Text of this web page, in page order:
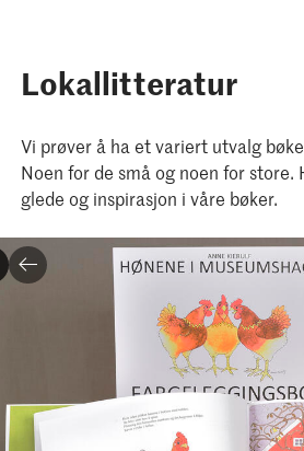
Lokallitteratur
Vi prøver å ha et variert utvalg
Noen for de små og noen for store.
glede og inspirasjon i våre bøker.